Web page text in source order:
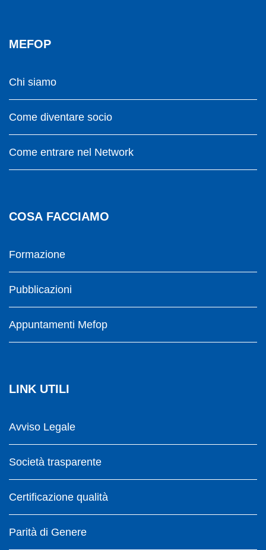
MEFOP
Chi siamo
Come diventare socio
Come entrare nel Network
COSA FACCIAMO
Formazione
Pubblicazioni
Appuntamenti Mefop
LINK UTILI
Avviso Legale
Società trasparente
Certificazione qualità
Parità di Genere